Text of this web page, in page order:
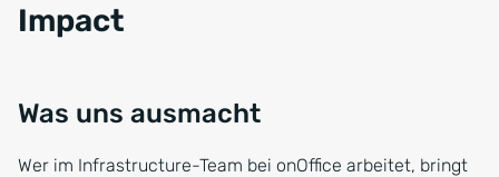
Impact
Was uns ausmacht
Wer im Infrastructure-Team bei onOffice arbeitet, bringt